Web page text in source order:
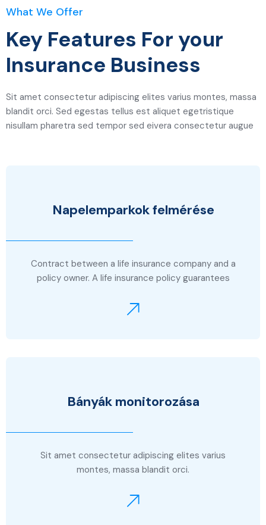
What We Offer
Key Features For your
Insurance Business
Sit amet consectetur adipiscing elites varius montes, massa
blandit orci. Sed egestas tellus est aliquet egetristique
nisullam pharetra sed tempor sed eivera consectetur augue
Napelemparkok felmérése
Contract between a life insurance company and a
policy owner. A life insurance policy guarantees
Bányák monitorozása
Sit amet consectetur adipiscing elites varius
montes, massa blandit orci.